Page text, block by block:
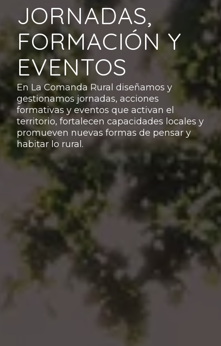
JORNADAS,
FORMACIÓN Y
EVENTOS
En La Comanda Rural diseñamos y
gestionamos jornadas, acciones
formativas y eventos que activan el
territorio, fortalecen capacidades locales y
promueven nuevas formas de pensar y
habitar lo rural.